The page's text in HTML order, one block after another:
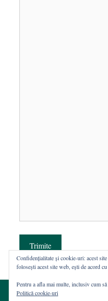
Trimite
Confidențialitate și cookie-uri: acest
folosești acest site web, ești de acord
Pentru a afla mai multe, inclusiv cum
Politică cookie-uri